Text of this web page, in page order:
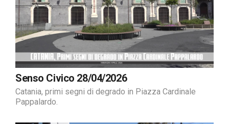
Senso Civico 28/04/2026
Catania, primi segni di degrado in Piazza Cardinale
Pappalardo.